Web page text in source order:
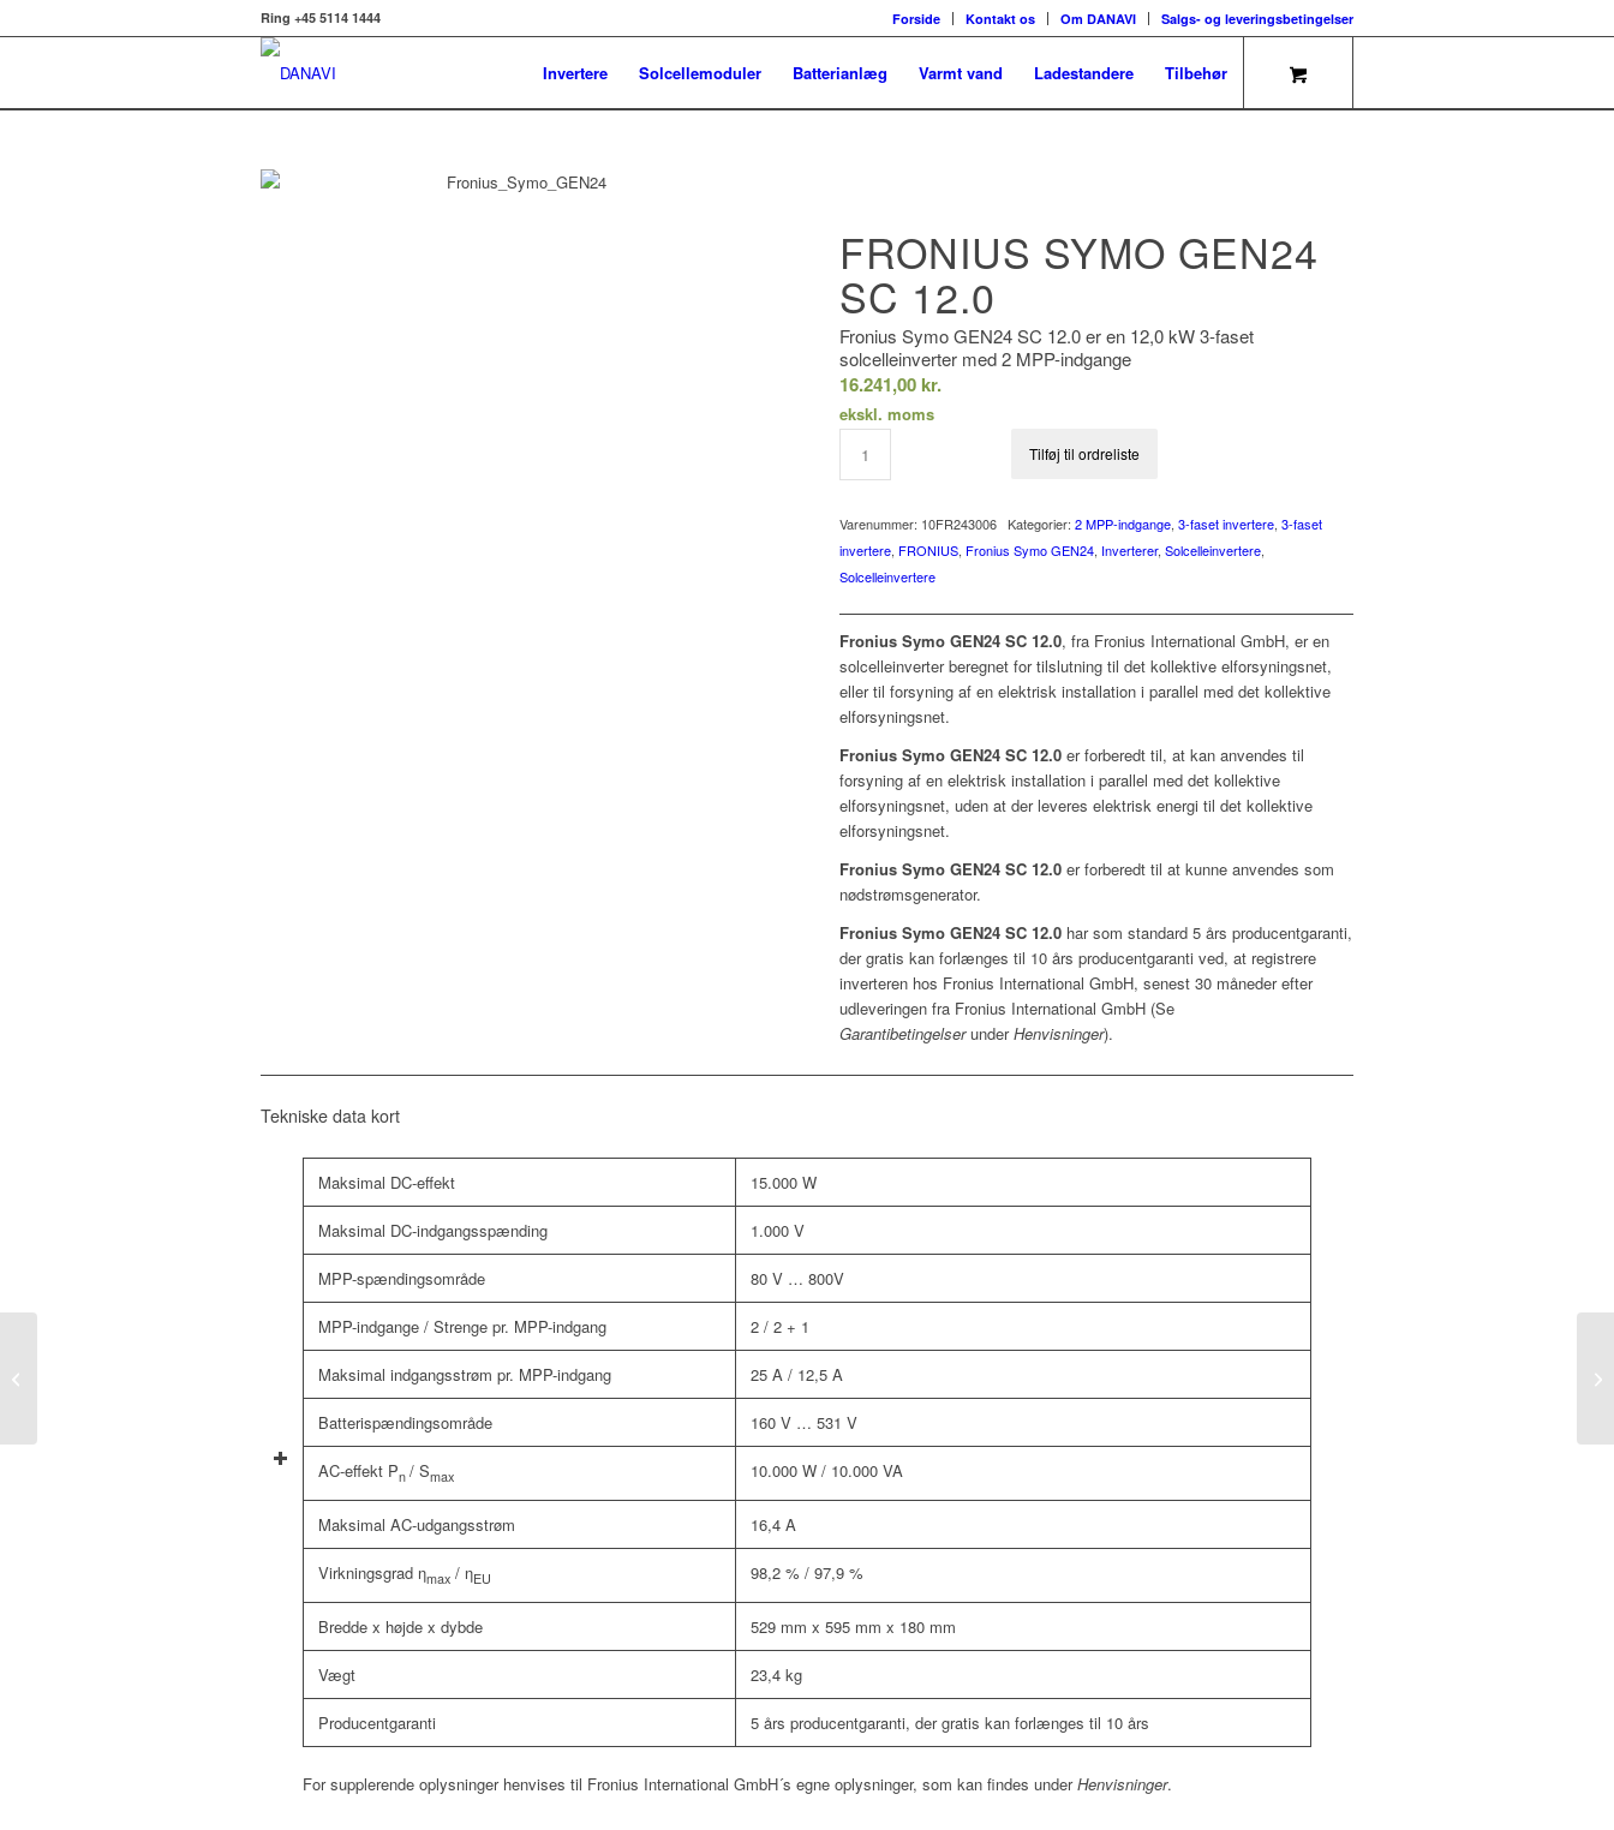
Forside Kontakt os Om DANAVI Salgs- og leveringsbetingelser
Ring +45 5114 1444
Invertere Solcellemoduler Batterianlæg Varmt vand Ladestandere Tilbehør
FRONIUS SYMO GEN24
SC 12.0
Fronius Symo GEN24 SC 12.0 er en 12,0 kW 3-faset
solcelleinverter med 2 MPP-indgange
16.241,00 kr.
ekskl. moms
Tilføj til ordreliste
Varenummer: 10FR243006 Kategorier:2 MPP-indgange,3-faset invertere,3-faset
invertere, FRONIUS, Fronius Symo GEN24, Inverterer,Solcelleinvertere,
Solcelleinvertere
Fronius Symo GEN24 SC 12.0, fra Fronius International GmbH, er en
solcelleinverter beregnet for tilslutning til det kollektive elforsyningsnet,
eller til forsyning af en elektrisk installation i parallel med det kollektive
elforsyningsnet.
Fronius Symo GEN24 SC 12.0er forberedt til, at kan anvendes til
forsyning af en elektrisk installation i parallel med det kollektive
elforsyningsnet, uden at der leveres elektrisk energi til det kollektive
elforsyningsnet.
Fronius Symo GEN24 SC 12.0er forberedt til at kunne anvendes som
nødstrømsgenerator.
Fronius Symo GEN24 SC 12.0 har som standard 5 års producentgaranti,
der gratis kan forlænges til 10 års producentgaranti ved, at registrere
inverteren hos Fronius International GmbH, senest 30 måneder efter
udleveringen fra Fronius International GmbH (Se
GarantibetingelserunderHenvisninger).
Tekniske data kort
Maksimal DC-effekt 15.000 W
Maksimal DC-indgangsspænding 1.000 V
MPP-spændingsområde 80 V … 800V
MPP-indgange / Strenge pr. MPP-indgang 2 / 2 + 1
Maksimal indgangsstrøm pr. MPP-indgang 25 A / 12,5 A
Batterispændingsområde 160 V … 531 V
AC-effekt Pn / Smax 10.000 W / 10.000 VA
Maksimal AC-udgangsstrøm 16,4 A
Virkningsgrad ηmax / ηEU 98,2 % / 97,9 %
Bredde x højde x dybde 529 mm x 595 mm x 180 mm
Vægt 23,4 kg
Producentgaranti 5 års producentgaranti, der gratis kan forlænges til 10 års
For supplerende oplysninger henvises til Fronius International GmbH´s egne oplysninger, som kan findes underHenvisninger.